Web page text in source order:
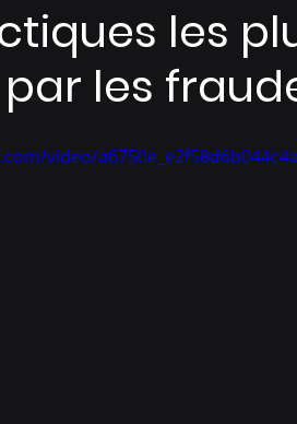
les
les
video/